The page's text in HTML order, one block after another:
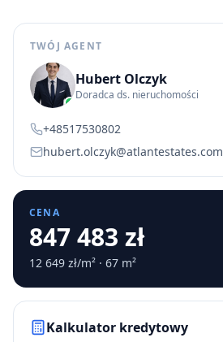
TWÓJ AGENT
Hubert Olczyk
Doradca ds. nieruchomości
+48517530802
hubert.olczyk@atlantestates.com
CENA
847 483 zł
12 649 zł/m² · 67 m²
Kalkulator kredytowy